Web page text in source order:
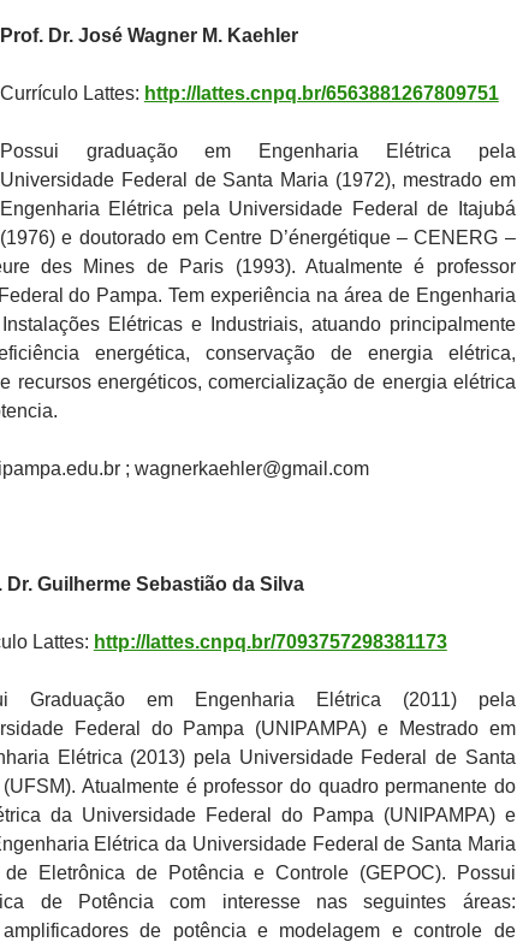
Prof. Dr. José Wagner M. Kaehler
Currículo Lattes: http://lattes.cnpq.br/6563881267809751
Possui graduação em Engenharia Elétrica pela
Universidade Federal de Santa Maria (1972), mestrado em
Engenharia Elétrica pela Universidade Federal de Itajubá
(1976) e doutorado em Centre D’énergétique – CENERG –
des Mines de Paris (1993). Atualmente é professor
do Pampa. Tem experiência na área de Engenharia
Elétricas e Industriais, atuando principalmente
energética, conservação de energia elétrica,
recursos energéticos, comercialização de energia elétrica
; wagnerkaehler@gmail.com
Dr. Guilherme Sebastião da Silva
Lattes: http://lattes.cnpq.br/7093757298381173
Graduação em Engenharia Elétrica (2011) pela
Federal do Pampa (UNIPAMPA) e Mestrado em
Elétrica (2013) pela Universidade Federal de Santa
(UFSM). Atualmente é professor do quadro permanente do
da Universidade Federal do Pampa (UNIPAMPA) e
Elétrica da Universidade Federal de Santa Maria
Eletrônica de Potência e Controle (GEPOC). Possui
de Potência com interesse nas seguintes áreas:
de potência e modelagem e controle de